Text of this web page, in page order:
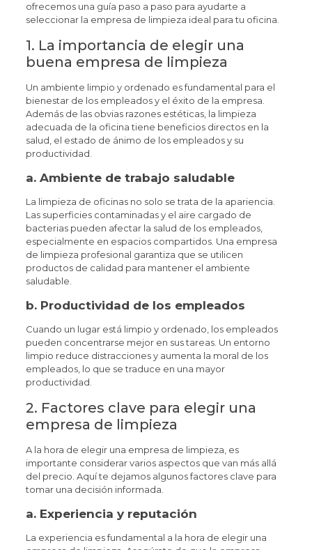
ofrecemos una guía paso a paso para ayudarte a
seleccionar la empresa de limpieza ideal para tu oficina.
1. La importancia de elegir una
buena empresa de limpieza
Un ambiente limpio y ordenado es fundamental para el
bienestar de los empleados y el éxito de la empresa.
Además de las obvias razones estéticas, la limpieza
adecuada de la oficina tiene beneficios directos en la
salud, el estado de ánimo de los empleados y su
productividad.
a. Ambiente de trabajo saludable
La limpieza de oficinas no solo se trata de la apariencia.
Las superficies contaminadas y el aire cargado de
bacterias pueden afectar la salud de los empleados,
especialmente en espacios compartidos. Una empresa
de limpieza profesional garantiza que se utilicen
productos de calidad para mantener el ambiente
saludable.
b. Productividad de los empleados
Cuando un lugar está limpio y ordenado, los empleados
pueden concentrarse mejor en sus tareas. Un entorno
limpio reduce distracciones y aumenta la moral de los
empleados, lo que se traduce en una mayor
productividad.
2. Factores clave para elegir una
empresa de limpieza
A la hora de elegir una empresa de limpieza, es
importante considerar varios aspectos que van más allá
del precio. Aquí te dejamos algunos factores clave para
tomar una decisión informada.
a. Experiencia y reputación
La experiencia es fundamental a la hora de elegir una